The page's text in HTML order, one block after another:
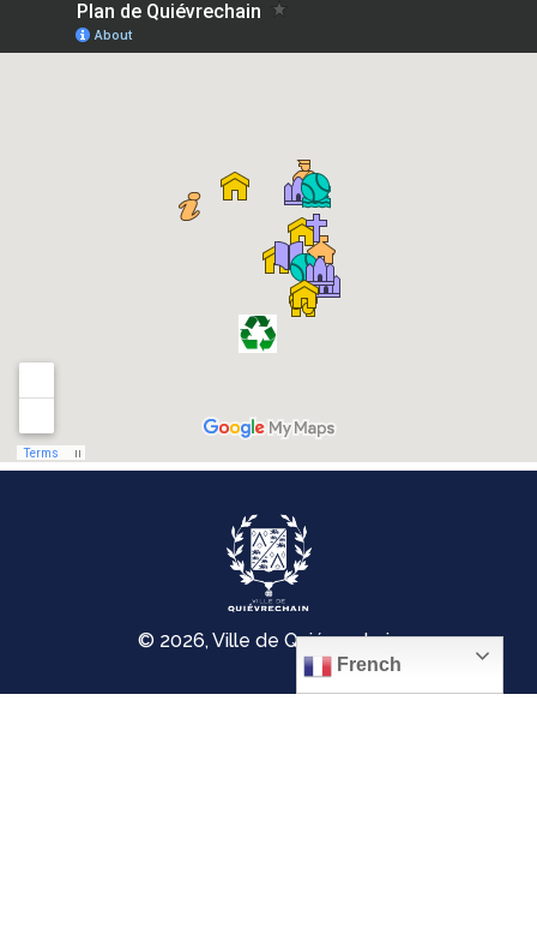
© 2026, Ville de Quiévrechain
French